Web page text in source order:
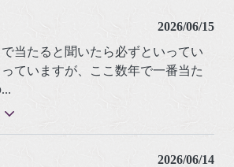
2026/06/15
当たると聞いたら必ずといってい
ていますが、ここ数年で一番当た
...
2026/06/14